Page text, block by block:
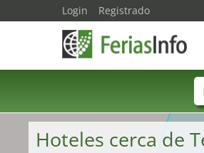
Hoteles cerca de
Login Registrado